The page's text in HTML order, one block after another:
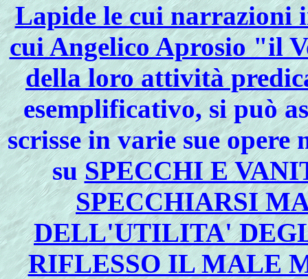
Lapide le cui narrazioni
cui Angelico Aprosio "il
della loro attività
esemplificativo, si può
scrisse in varie sue
suSPECCHI E
SPECCHIARSI
DELL'UTILITA'
RIFLESSO IL MALE